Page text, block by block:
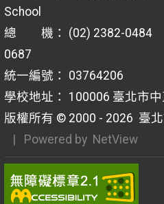
School
總 機： (02) 2382-0484
0687
統一編號： 03764206
學校地址： 100006 臺北市
版權所有 © 2000 - 2026 臺
| Powered by NetView